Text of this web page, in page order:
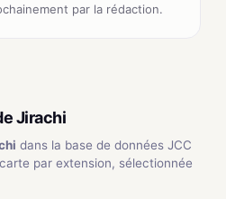
par la rédaction.
Jirachi
dans la base de données JCC
par extension, sélectionnée